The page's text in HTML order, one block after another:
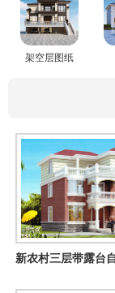
架空层图纸